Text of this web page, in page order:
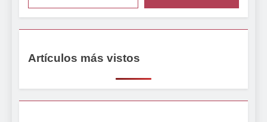
Artículos más vistos